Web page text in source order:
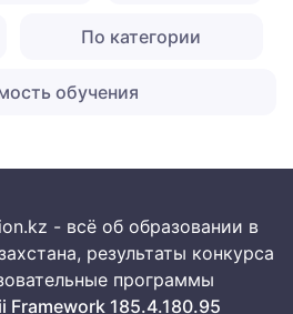
По категории
обучения
- всё об образовании в
результаты конкурса
программы
Framework 185.4.180.95